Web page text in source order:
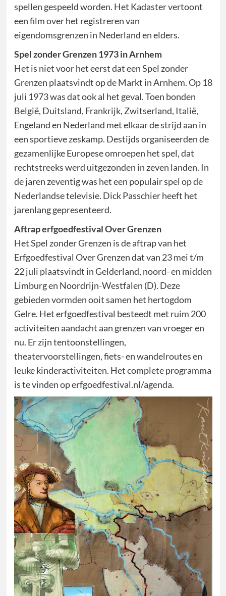
spellen gespeeld worden. Het Kadaster vertoont
een film over het registreren van
eigendomsgrenzen in Nederland en elders.
Spel zonder Grenzen 1973 in Arnhem
Het is niet voor het eerst dat een Spel zonder
Grenzen plaatsvindt op de Markt in Arnhem. Op 18
juli 1973 was dat ook al het geval. Toen bonden
België, Duitsland, Frankrijk, Zwitserland, Italië,
Engeland en Nederland met elkaar de strijd aan in
een sportieve zeskamp. Destijds organiseerden de
gezamenlijke Europese omroepen het spel, dat
rechtstreeks werd uitgezonden in zeven landen. In
de jaren zeventig was het een populair spel op de
Nederlandse televisie. Dick Passchier heeft het
jarenlang gepresenteerd.
Aftrap erfgoedfestival Over Grenzen
Het Spel zonder Grenzen is de aftrap van het
Erfgoedfestival Over Grenzen dat van 23 mei t/m
22 juli plaatsvindt in Gelderland, noord- en midden
Limburg en Noordrijn-Westfalen (D). Deze
gebieden vormden ooit samen het hertogdom
Gelre. Het erfgoedfestival besteedt met ruim 200
activiteiten aandacht aan grenzen van vroeger en
nu. Er zijn tentoonstellingen,
theatervoorstellingen, fiets- en wandelroutes en
leuke kinderactiviteiten. Het complete programma
is te vinden op erfgoedfestival.nl/agenda.